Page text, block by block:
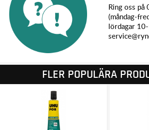
Ring oss
(måndag-
lördagar
FLER POPULÄRA